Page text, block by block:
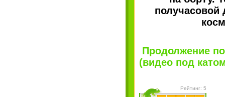
получасовой
Продолжение
(видео под
Рейтинг: 5